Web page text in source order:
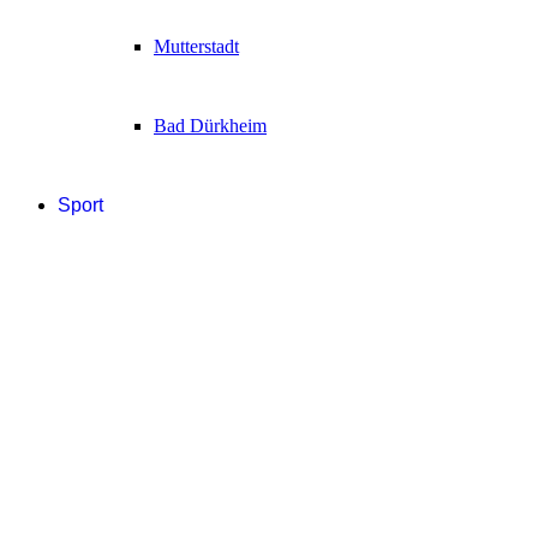
Mutterstadt
Bad Dürkheim
Sport